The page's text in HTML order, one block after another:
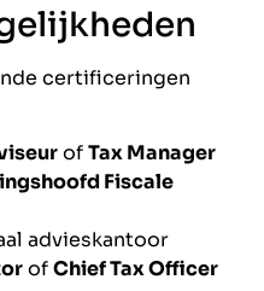
certificeringen
ofTax Manager
Fiscale
advieskantoor
ofChief Tax Officer